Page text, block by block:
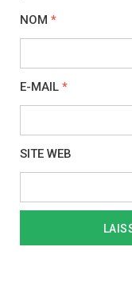
NOM *
E-MAIL *
SITE WEB